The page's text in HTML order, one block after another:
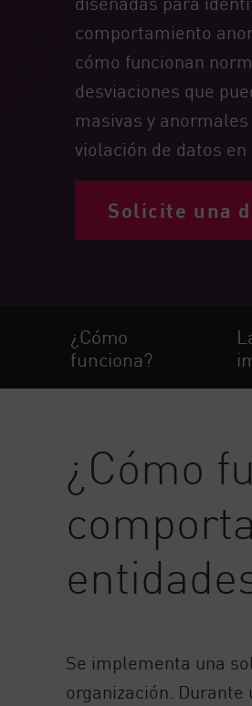
Endpoint
Navegar
SaaS
EXPOSURE MANAGEMENT
Inteligencia sobre amenazas
Exposure Prioritization
Cyber Asset Attack Surface
Remediación segura
Workforce AI Security
AI Red Teaming
Ver productos de la A a la Z
comportamiento
cómo funcionan
desviaciones que
masivas y
violación de datos en
Solicite una
¿Cómo
funciona?
¿Cómo
Se implementa una
organización.